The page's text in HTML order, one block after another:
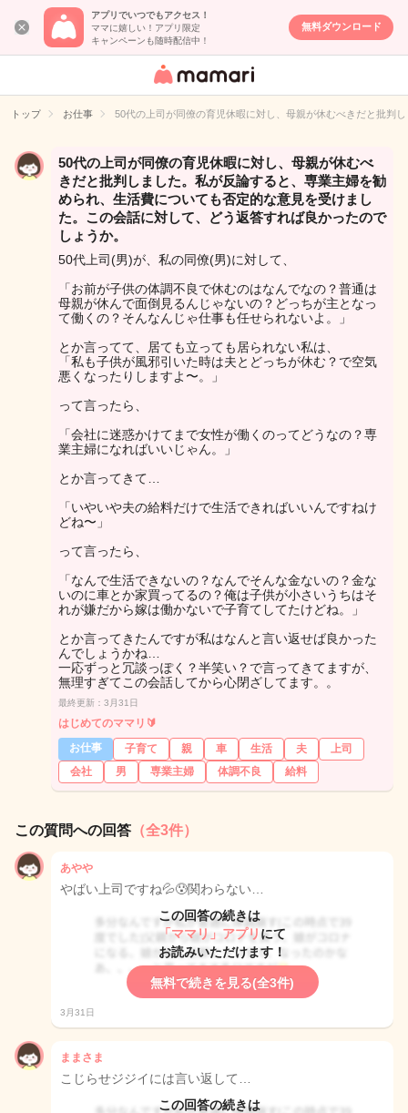
アプリでいつでもアクセス！
ママに嬉しい！アプリ限定
キャンペーンも随時配信中！
無料ダウンロード
女性専用匿名QA
イト
トップ お仕事 50代の上司が同僚の育児休暇に対し、母親が休むべきだと批判
50代の上司が同僚の育児休暇に対し、母親が休むべ
きだと批判しました。私が反論すると、専業主婦を勧
められ、生活費についても否定的な意見を受けまし
た。この会話に対して、どう返答すれば良かったので
しょうか。
50代上司(男)が、私の同僚(男)に対して、
「お前が子供の体調不良で休むのはなんでなの？普通は
母親が休んで面倒見るんじゃないの？どっちが主となっ
て働くの？そんなんじゃ仕事も任せられないよ。」
とか言ってて、居ても立っても居られない私は、
「私も子供が風邪引いた時は夫とどっちが休む？で空気
悪くなったりしますよ〜。」
って言ったら、
「会社に迷惑かけてまで女性が働くのってどうなの？専
業主婦になればいいじゃん。」
とか言ってきて…
「いやいや夫の給料だけで生活できればいいんですねけ
どね〜」
って言ったら、
「なんで生活できないの？なんでそんな金ないの？金な
いのに車とか家買ってるの？俺は子供が小さいうちはそ
れが嫌だから嫁は働かないで子育てしてたけどね。」
とか言ってきたんですが私はなんと言い返せば良かった
んでしょうかね…
一応ずっと冗談っぽく？半笑い？で言ってきてますが、
無理すぎてこの会話してから心閉ざしてます。。
最終更新：3月31日
はじめてのママリ🔰
お仕事
子育て 親 車 生活 夫
上司
会社
男 専業主婦 体調不良 給料
この質問への回答 （全3件）
あやや
やばい上司ですね💦😰関わらない…
この回答の続きは
「ママリ」アプリ にて
お読みいただけます！
無料で続きを見る(全3件)
3月31日
ままさま
こじらせジジイには言い返して…
この回答の続きは